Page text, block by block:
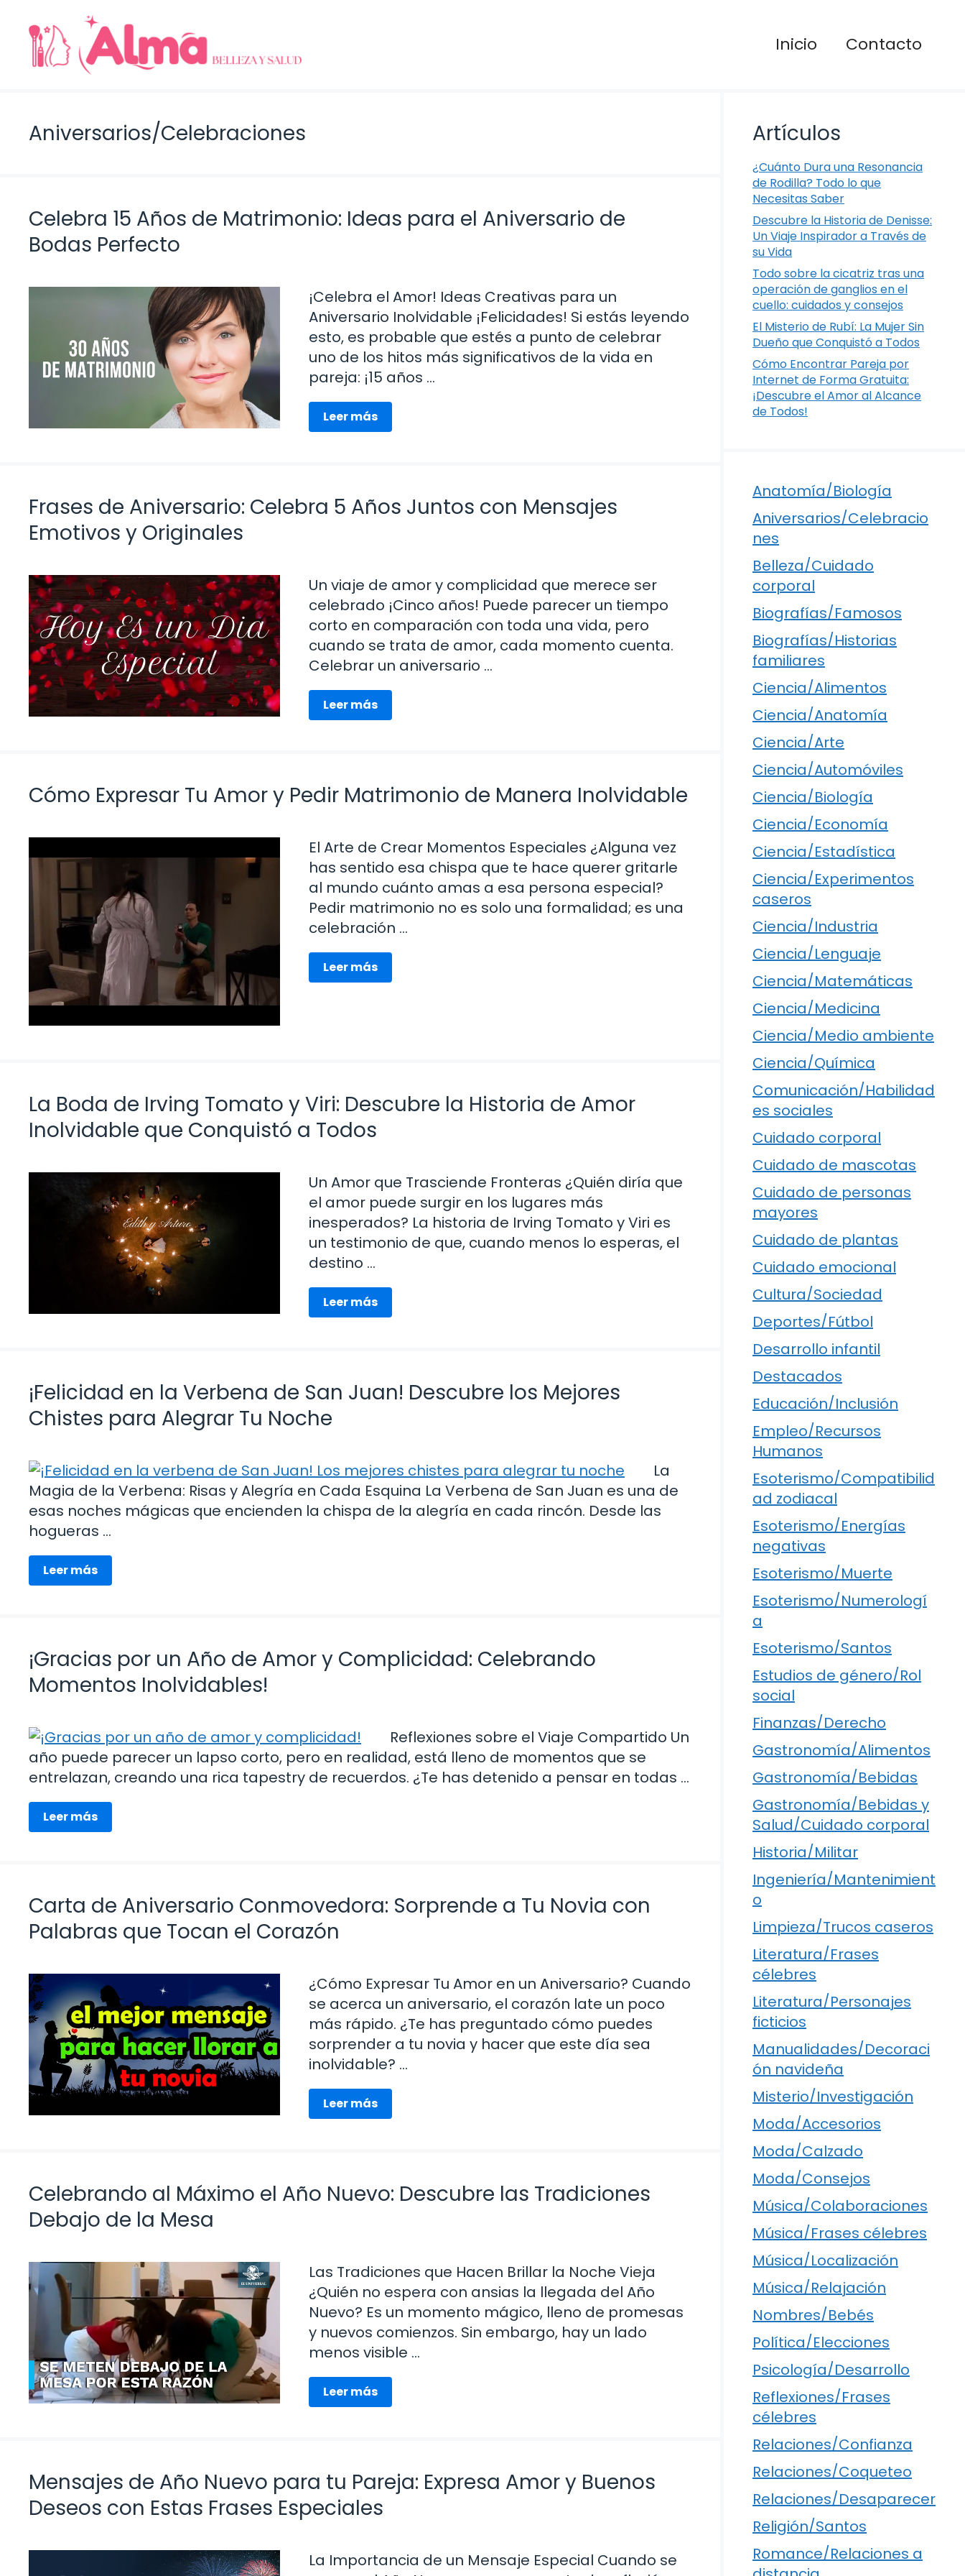
contenido
Inicio Contacto
Aniversarios/Celebraciones
Celebra 15 Años de Matrimonio: Ideas para el Aniversario de
Bodas Perfecto
¡Celebra el Amor! Ideas Creativas para un
Aniversario Inolvidable ¡Felicidades! Si estás leyendo
esto, es probable que estés a punto de celebrar
uno de los hitos más significativos de la vida en
pareja: ¡15 años …
Leer más
Frases de Aniversario: Celebra 5 Años Juntos con Mensajes
Emotivos y Originales
Un viaje de amor y complicidad que merece ser
celebrado ¡Cinco años! Puede parecer un tiempo
corto en comparación con toda una vida, pero
cuando se trata de amor, cada momento cuenta.
Celebrar un aniversario …
Leer más
Cómo Expresar Tu Amor y Pedir Matrimonio de Manera Inolvidable
El Arte de Crear Momentos Especiales ¿Alguna vez
has sentido esa chispa que te hace querer gritarle
al mundo cuánto amas a esa persona especial?
Pedir matrimonio no es solo una formalidad; es una
celebración …
Leer más
La Boda de Irving Tomato y Viri: Descubre la Historia de Amor
Inolvidable que Conquistó a Todos
Un Amor que Trasciende Fronteras ¿Quién diría que
el amor puede surgir en los lugares más
inesperados? La historia de Irving Tomato y Viri es
un testimonio de que, cuando menos lo esperas, el
destino …
Leer más
¡Felicidad en la Verbena de San Juan! Descubre los Mejores
Chistes para Alegrar Tu Noche
La
Magia de la Verbena: Risas y Alegría en Cada Esquina La Verbena de San Juan es una de
esas noches mágicas que encienden la chispa de la alegría en cada rincón. Desde las
hogueras …
Leer más
¡Gracias por un Año de Amor y Complicidad: Celebrando
Momentos Inolvidables!
Reflexiones sobre el Viaje Compartido Un
año puede parecer un lapso corto, pero en realidad, está lleno de momentos que se
entrelazan, creando una rica tapestry de recuerdos. ¿Te has detenido a pensar en todas …
Leer más
Carta de Aniversario Conmovedora: Sorprende a Tu Novia con
Palabras que Tocan el Corazón
¿Cómo Expresar Tu Amor en un Aniversario? Cuando
se acerca un aniversario, el corazón late un poco
más rápido. ¿Te has preguntado cómo puedes
sorprender a tu novia y hacer que este día sea
inolvidable? …
Leer más
Celebrando al Máximo el Año Nuevo: Descubre las Tradiciones
Debajo de la Mesa
Las Tradiciones que Hacen Brillar la Noche Vieja
¿Quién no espera con ansias la llegada del Año
Nuevo? Es un momento mágico, lleno de promesas
y nuevos comienzos. Sin embargo, hay un lado
menos visible …
Leer más
Mensajes de Año Nuevo para tu Pareja: Expresa Amor y Buenos
Deseos con Estas Frases Especiales
La Importancia de un Mensaje Especial Cuando se
Artículos
¿Cuánto Dura una Resonancia
de Rodilla? Todo lo que
Necesitas Saber
Descubre la Historia de Denisse:
Un Viaje Inspirador a Través de
su Vida
Todo sobre la cicatriz tras una
operación de ganglios en el
cuello: cuidados y consejos
El Misterio de Rubí: La Mujer Sin
Dueño que Conquistó a Todos
Cómo Encontrar Pareja por
Internet de Forma Gratuita:
¡Descubre el Amor al Alcance
de Todos!
Anatomía/Biología
Aniversarios/Celebracio
nes
Belleza/Cuidado
corporal
Biografías/Famosos
Biografías/Historias
familiares
Ciencia/Alimentos
Ciencia/Anatomía
Ciencia/Arte
Ciencia/Automóviles
Ciencia/Biología
Ciencia/Economía
Ciencia/Estadística
Ciencia/Experimentos
caseros
Ciencia/Industria
Ciencia/Lenguaje
Ciencia/Matemáticas
Ciencia/Medicina
Ciencia/Medio ambiente
Ciencia/Química
Comunicación/Habilidad
es sociales
Cuidado corporal
Cuidado de mascotas
Cuidado de personas
mayores
Cuidado de plantas
Cuidado emocional
Cultura/Sociedad
Deportes/Fútbol
Desarrollo infantil
Destacados
Educación/Inclusión
Empleo/Recursos
Humanos
Esoterismo/Compatibilid
ad zodiacal
Esoterismo/Energías
negativas
Esoterismo/Muerte
Esoterismo/Numerologí
a
Esoterismo/Santos
Estudios de género/Rol
social
Finanzas/Derecho
Gastronomía/Alimentos
Gastronomía/Bebidas
Gastronomía/Bebidas y
Salud/Cuidado corporal
Historia/Militar
Ingeniería/Mantenimient
o
Limpieza/Trucos caseros
Literatura/Frases
célebres
Literatura/Personajes
ficticios
Manualidades/Decoraci
ón navideña
Misterio/Investigación
Moda/Accesorios
Moda/Calzado
Moda/Consejos
Música/Colaboraciones
Música/Frases célebres
Música/Localización
Música/Relajación
Nombres/Bebés
Política/Elecciones
Psicología/Desarrollo
Reflexiones/Frases
célebres
Relaciones/Confianza
Relaciones/Coqueteo
Relaciones/Desaparecer
Religión/Santos
Romance/Relaciones a